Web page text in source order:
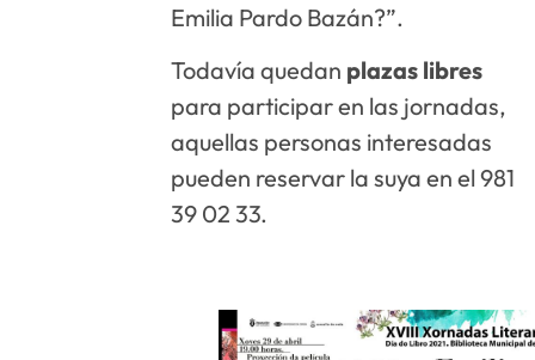
Emilia Pardo Bazán?”.
Todavía quedan plazas libres
para participar en las jornadas,
aquellas personas interesadas
pueden reservar la suya en el 981
39 02 33.